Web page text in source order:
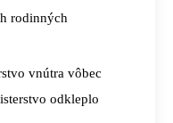
rodinných
vnútra vôbec
odkleplo